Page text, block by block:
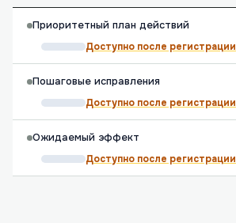
Приоритетный план действий
Доступно после регистрации
Пошаговые исправления
Доступно после регистрации
Ожидаемый эффект
Доступно после регистрации